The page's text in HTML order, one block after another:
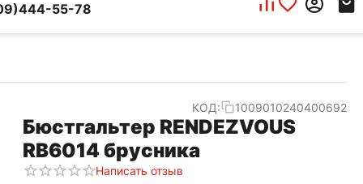
55-78
КОД: 1009010240400692
Бюстгальтер RENDEZVOUS
RB6014 брусника
Написать отзыв